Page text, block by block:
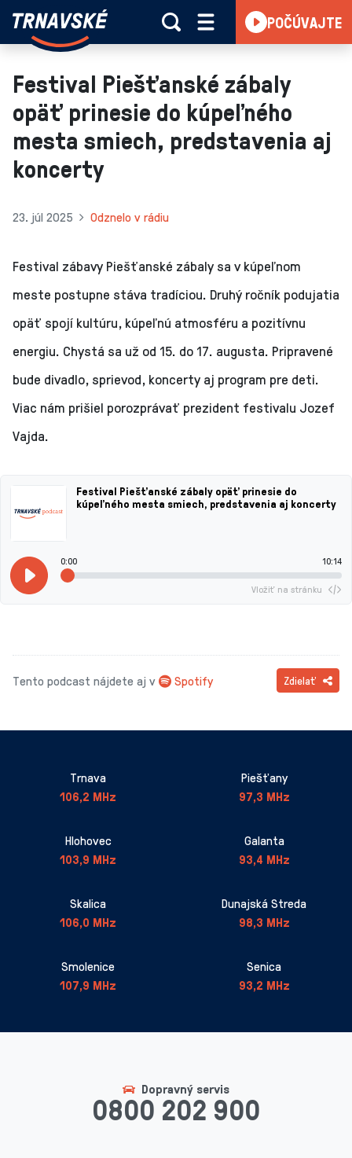
Skočiť na obsah
Trnavské
Vieme,
čo
sa
deje
v
POČÚVAJTE
Festival Piešťanské zábaly
opäť prinesie do kúpeľného
mesta smiech, predstavenia aj
koncerty
23. júl 2025 Odznelo v rádiu
Festival zábavy Piešťanské zábaly sa v kúpeľnom
meste postupne stáva tradíciou. Druhý ročník podujatia
opäť spojí kultúru, kúpeľnú atmosféru a pozitívnu
energiu. Chystá sa už od 15. do 17. augusta. Pripravené
bude divadlo, sprievod, koncerty aj program pre deti.
Viac nám prišiel porozprávať prezident festivalu Jozef
Vajda.
Festival Piešťanské zábaly opäť prinesie do
kúpeľného mesta smiech, predstavenia aj koncerty
0:00 10:14
Vložiť na stránku
Tento podcast nájdete aj v Spotify Zdielať
Trnava
106,2 MHz
Piešťany
97,3 MHz
Hlohovec
103,9 MHz
Galanta
93,4 MHz
Skalica
106,0 MHz
Dunajská Streda
98,3 MHz
Smolenice
107,9 MHz
Senica
93,2 MHz
Dopravný servis
0800 202 900